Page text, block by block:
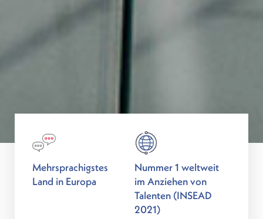
Mehrsprachigstes
Land in Europa
Nummer 1 weltweit
im Anziehen von
Talenten (INSEAD
2021)